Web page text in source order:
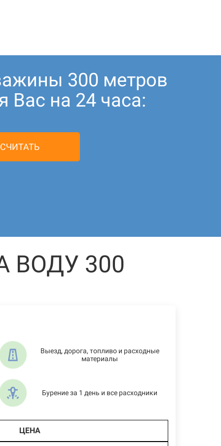
300 метров
Вас на 24 часа:
ВОДУ 300
Выезд, дорога, топливо и расходные
материалы
Бурение за 1 день и все расходники
ЦЕНА